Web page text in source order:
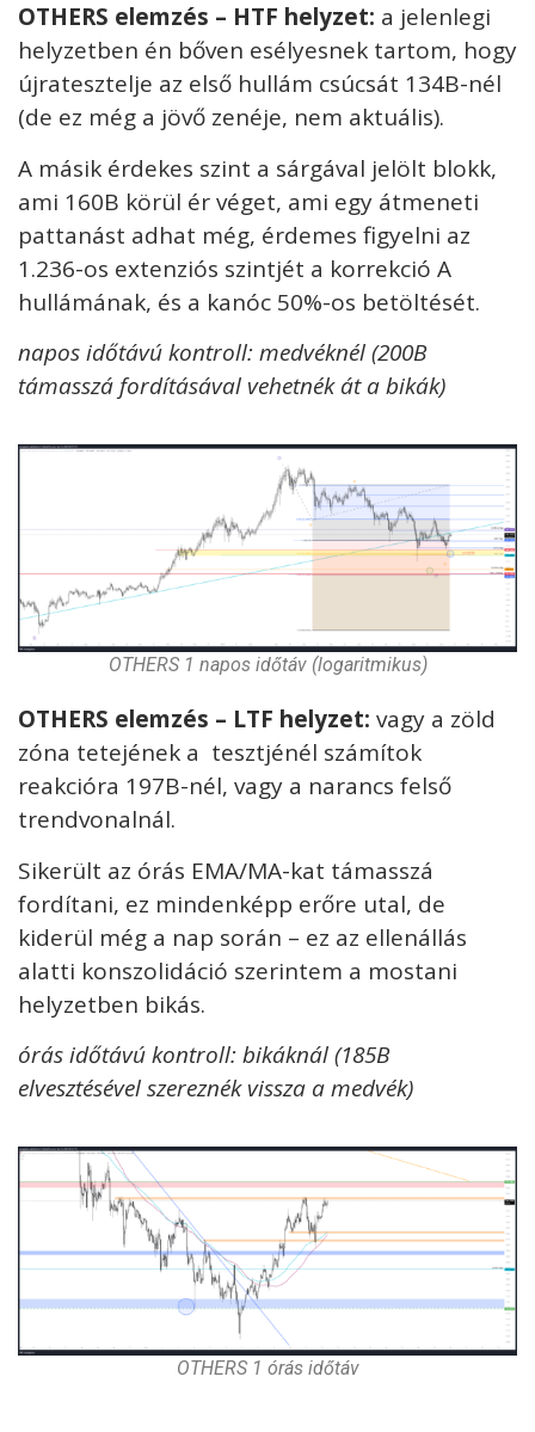
OTHERS elemzés – HTF helyzet: a jelenlegi
helyzetben én bőven esélyesnek tartom, hogy
újratesztelje az első hullám csúcsát 134B-nél
(de ez még a jövő zenéje, nem aktuális).
A másik érdekes szint a sárgával jelölt blokk,
ami 160B körül ér véget, ami egy átmeneti
pattanást adhat még, érdemes figyelni az
1.236-os extenziós szintjét a korrekció A
hullámának, és a kanóc 50%-os betöltését.
napos időtávú kontroll: medvéknél (200B
támasszá fordításával vehetnék át a bikák)
OTHERS 1 napos időtáv (logaritmikus)
OTHERS elemzés – LTF helyzet: vagy a zöld
zóna tetejének a tesztjénél számítok
reakcióra 197B-nél, vagy a narancs felső
trendvonalnál.
Sikerült az órás EMA/MA-kat támasszá
fordítani, ez mindenképp erőre utal, de
kiderül még a nap során – ez az ellenállás
alatti konszolidáció szerintem a mostani
helyzetben bikás.
órás időtávú kontroll: bikáknál (185B
elvesztésével szereznék vissza a medvék)
OTHERS 1 órás időtáv